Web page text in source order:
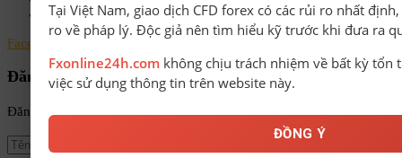
Liên hệ
Facebook
Instagram Linkedin
Đăng ký nhận tin
Đăng ký để nhận tin tức mới nhất từ FxOnline24h!
Tại Việt Nam, giao dịch CFD forex có các rủi ro nhất
ro về pháp lý. Độc giả nên tìm hiểu kỹ trước khi đưa ra
Fxonline24h.com không chịu trách nhiệm về bất kỳ tổn
việc sử dụng thông tin trên website này.
ĐỒNG Ý